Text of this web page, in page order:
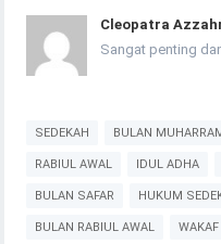
Cleopatra
Sangat penting
SEDEKAH BULAN
RABIUL AWAL IDUL ADHA
BULAN SAFAR HUKUM
BULAN RABIUL AWAL WAKAF